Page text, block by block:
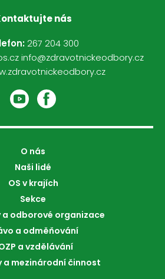
nás
267 204 300
info@zdravotnickeodbory.cz
O nás
Naši lidé
OS v krajích
Sekce
a odborové organizace
a odměňování
a vzdělávání
a mezinárodní činnost